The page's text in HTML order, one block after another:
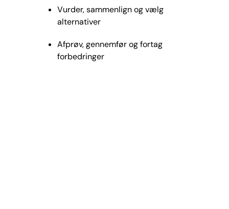
Vurder, sammenlign og vælg
alternativer
Afprøv, gennemfør og fortag
forbedringer